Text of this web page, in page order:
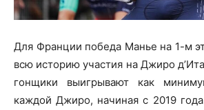
Для Франции победа Манье на 1-м
всю историю участия на Джиро
гонщики выигрывают как
каждой Джиро, начиная с 2019